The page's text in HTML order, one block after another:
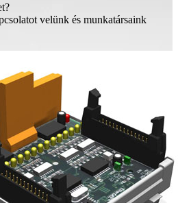
velünk és munkatársaink